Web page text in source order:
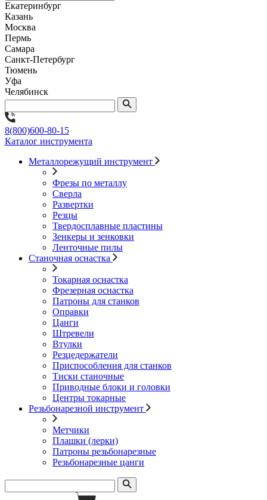
Екатеринбург
Казань
Москва
Пермь
Самара
Санкт-Петербург
Тюмень
Уфа
Челябинск
8(800)600-80-15
Каталог инструмента
Металлорежущий инструмент
Фрезы по металлу
Сверла
Развертки
Резцы
Твердосплавные пластины
Зенкеры и зенковки
Ленточные пилы
Станочная оснастка
Токарная оснастка
Фрезерная оснастка
Патроны для станков
Оправки
Цанги
Штревели
Втулки
Резцедержатели
Приспособления для станков
Тиски станочные
Приводные блоки и головки
Центры токарные
Резьбонарезной инструмент
Метчики
Плашки (лерки)
Патроны резьбонарезные
Резьбонарезные цанги